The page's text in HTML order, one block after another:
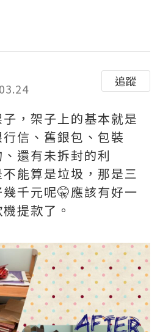
追蹤
，架子上的基本就是
信、舊銀包、包裝
還有未拆封的利
能算是垃圾，那是三
千元呢🤫應該有好一
提款了。